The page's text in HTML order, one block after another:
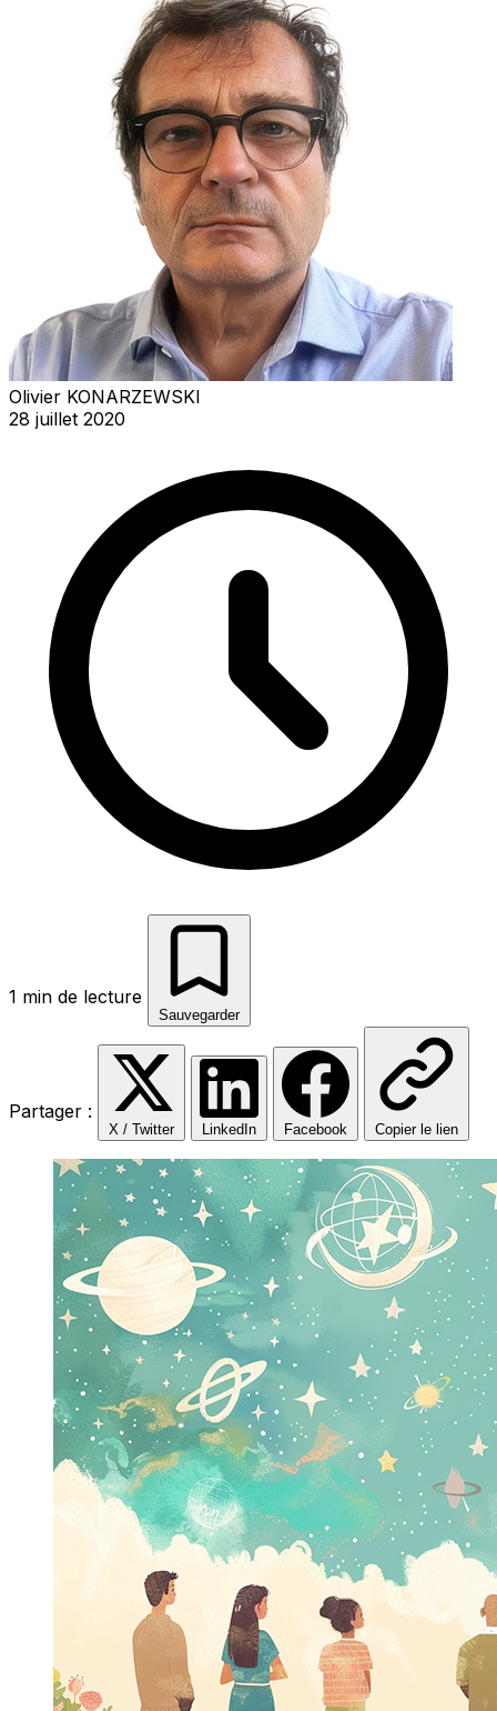
Olivier KONARZEWSKI
28 juillet 2020
1 min de lecture
Sauvegarder
Partager :
X / Twitter LinkedIn Facebook Copier le lien